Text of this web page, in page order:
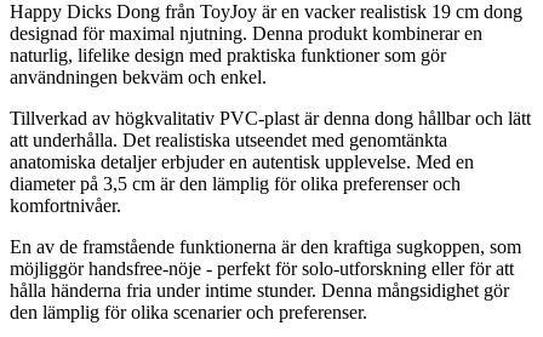
Happy Dicks Dong från ToyJoy är en vacker realistisk 19 cm dong
designad för maximal njutning. Denna produkt kombinerar en
naturlig, lifelike design med praktiska funktioner som gör
användningen bekväm och enkel.
Tillverkad av högkvalitativ PVC-plast är denna dong hållbar och lätt
att underhålla. Det realistiska utseendet med genomtänkta
anatomiska detaljer erbjuder en autentisk upplevelse. Med en
diameter på 3,5 cm är den lämplig för olika preferenser och
komfortnivåer.
En av de framstående funktionerna är den kraftiga sugkoppen, som
möjliggör handsfree-nöje - perfekt för solo-utforskning eller för att
hålla händerna fria under intime stunder. Denna mångsidighet gör
den lämplig för olika scenarier och preferenser.